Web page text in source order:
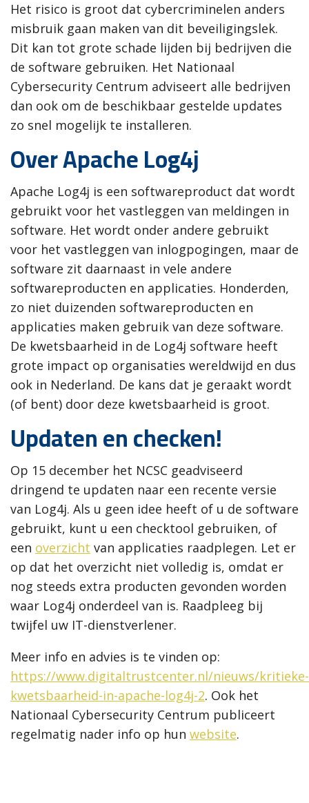
Het risico is groot dat cybercriminelen anders
misbruik gaan maken van dit beveiligingslek.
Dit kan tot grote schade lijden bij bedrijven die
de software gebruiken. Het Nationaal
Cybersecurity Centrum adviseert alle bedrijven
dan ook om de beschikbaar gestelde updates
zo snel mogelijk te installeren.
Over Apache Log4j
Apache Log4j is een softwareproduct dat wordt
gebruikt voor het vastleggen van meldingen in
software. Het wordt onder andere gebruikt
voor het vastleggen van inlogpogingen, maar de
software zit daarnaast in vele andere
softwareproducten en applicaties. Honderden,
zo niet duizenden softwareproducten en
applicaties maken gebruik van deze software.
De kwetsbaarheid in de Log4j software heeft
grote impact op organisaties wereldwijd en dus
ook in Nederland. De kans dat je geraakt wordt
(of bent) door deze kwetsbaarheid is groot.
Updaten en checken!
Op 15 december het NCSC geadviseerd
dringend te updaten naar een recente versie
van Log4j. Als u geen idee heeft of u de software
gebruikt, kunt u een checktool gebruiken, of
een overzicht van applicaties raadplegen. Let er
op dat het overzicht niet volledig is, omdat er
nog steeds extra producten gevonden worden
waar Log4j onderdeel van is. Raadpleeg bij
twijfel uw IT-dienstverlener.
Meer info en advies is te vinden op:
https://www.digitaltrustcenter.nl/nieuws/kritieke-
kwetsbaarheid-in-apache-log4j-2. Ook het
Nationaal Cybersecurity Centrum publiceert
regelmatig nader info op hun website.